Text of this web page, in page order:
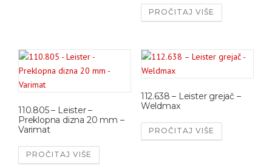
PROČITAJ VIŠE
110.805 – Leister –
Preklopna dizna 20 mm –
Varimat
PROČITAJ VIŠE
112.638 – Leister grejač –
Weldmax
PROČITAJ VIŠE